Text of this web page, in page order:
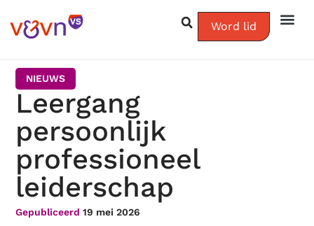
Word lid
NIEUWS
Leergang
persoonlijk
professioneel
leiderschap
Gepubliceerd 19 mei 2026